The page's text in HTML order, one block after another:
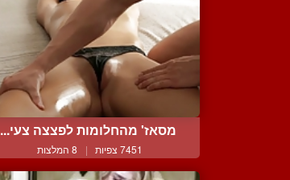
מסאז' מהחלומות לפצצה צעי...
7451 צפיות | 8 המלצות